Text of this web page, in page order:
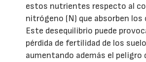
estos nutrientes respecto al
nitrógeno (N) que absorben los
Este desequilibrio puede
pérdida de fertilidad de los
aumentando además el peligro